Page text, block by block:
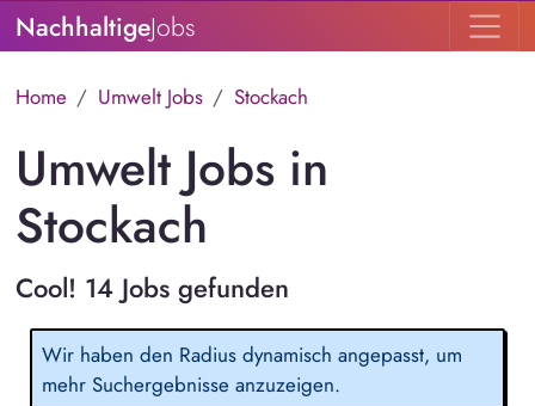
NachhaltigeJobs
Home Umwelt Jobs Stockach
Umwelt Jobs in
Stockach
Cool! 14 Jobs gefunden
Wir haben den Radius dynamisch angepasst, um
mehr Suchergebnisse anzuzeigen.